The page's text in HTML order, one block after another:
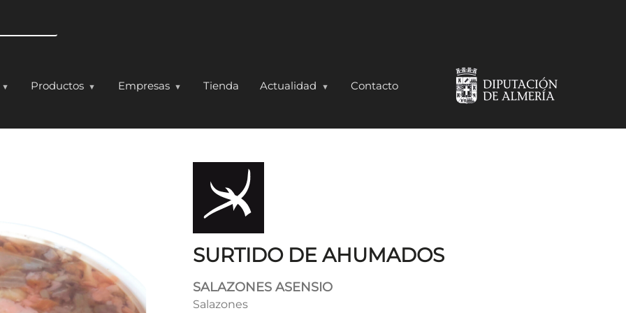
Productos Empresas Tienda Actualidad Contacto
SURTIDO DE AHUMADOS
SALAZONES ASENSIO
Salazones